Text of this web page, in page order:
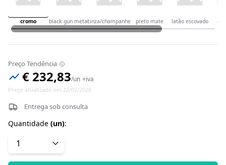
cromo black gun metalcinza/champanhe preto mate latão escovado
Preço Tendência
€ 232,83/un +iva
Preço atualizado em 22/02/2026
Entrega sob consulta
Quantidade (un):